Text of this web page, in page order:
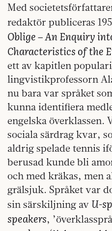
Med
redaktör publiceras
Oblige – An Enquiry
Characteristics of the
ett av kapitlen
lingvistikprofessorn
nu bara var språket
kunna identifiera
engelska överklassen.
sociala särdrag kvar,
aldrig spelade tennis
berusad kunde bli
och med kräkas, men
grälsjuk. Språket var
sin särskiljning av U-
speakers,